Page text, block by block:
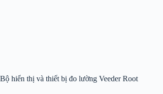
Bộ hiển thị và thiết bị đo lường Veeder Root